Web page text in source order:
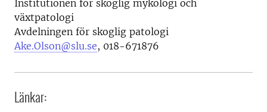
Institutionen för skoglig mykologi och
växtpatologi
Avdelningen för skoglig patologi
Ake.Olson@slu.se, 018-671876
Länkar: